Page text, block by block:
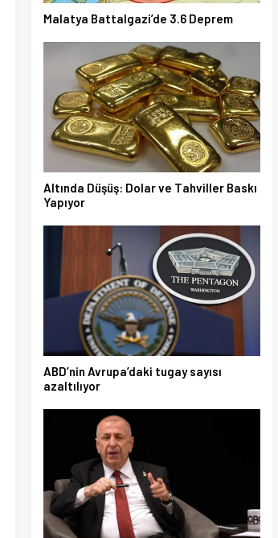
Malatya Battalgazi’de 3.6 Deprem
Altında Düşüş: Dolar ve Tahviller Baskı
Yapıyor
ABD’nin Avrupa’daki tugay sayısı
azaltılıyor